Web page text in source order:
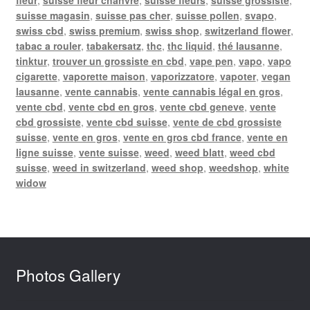
suisse magasin, suisse pas cher, suisse pollen, svapo,
swiss cbd, swiss premium, swiss shop, switzerland flower,
tabac a rouler, tabakersatz, thc, thc liquid, thé lausanne,
tinktur, trouver un grossiste en cbd, vape pen, vapo, vapo
cigarette, vaporette maison, vaporizzatore, vapoter, vegan
lausanne, vente cannabis, vente cannabis légal en gros,
vente cbd, vente cbd en gros, vente cbd geneve, vente
cbd grossiste, vente cbd suisse, vente de cbd grossiste
suisse, vente en gros, vente en gros cbd france, vente en
ligne suisse, vente suisse, weed, weed blatt, weed cbd
suisse, weed in switzerland, weed shop, weedshop, white
widow
Photos Gallery